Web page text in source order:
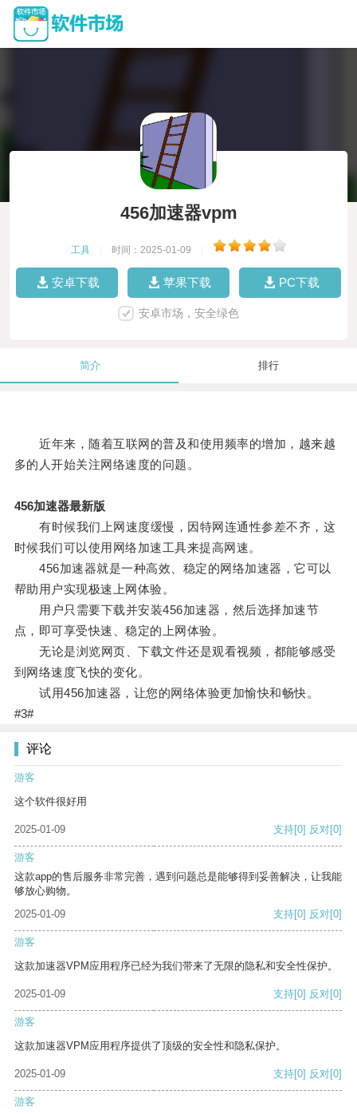
456加速器vpm
工具 时间：2025-01-09
安卓下载 苹果下载 PC下载
安卓市场，安全绿色
简介 排行
近年来，随着互联网的普及和使用频率的增加，越来越
多的人开始关注网络速度的问题。
456加速器最新版
有时候我们上网速度缓慢，因特网连通性参差不齐，这
时候我们可以使用网络加速工具来提高网速。
456加速器就是一种高效、稳定的网络加速器，它可以
帮助用户实现极速上网体验。
用户只需要下载并安装456加速器，然后选择加速节
点，即可享受快速、稳定的上网体验。
无论是浏览网页、下载文件还是观看视频，都能够感受
到网络速度飞快的变化。
试用456加速器，让您的网络体验更加愉快和畅快。
#3#
评论
游客
这个软件很好用
2025-01-09 支持[0] 反对[0]
游客
这款app的售后服务非常完善，遇到问题总是能够得到妥善解决，让我能
够放心购物。
2025-01-09
支持[0] 反对[0]
游客
这款加速器VPM应用程序已经为我们带来了无限的隐私和安全性保护。
2025-01-09 支持[0] 反对[0]
游客
这款加速器VPM应用程序提供了顶级的安全性和隐私保护。
2025-01-09 支持[0] 反对[0]
游客